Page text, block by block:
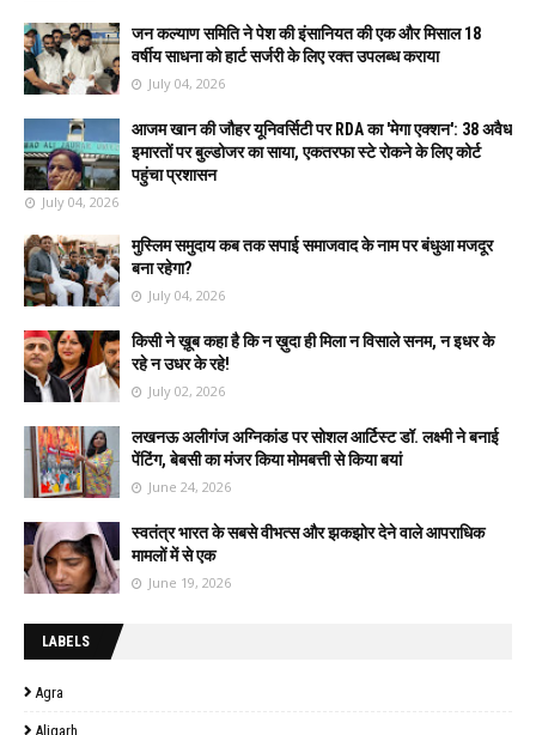
जन कल्याण समिति ने पेश की इंसानियत की एक और मिसाल 18
वर्षीय साधना को हार्ट सर्जरी के लिए रक्त उपलब्ध कराया
July 04, 2026
आजम खान की जौहर यूनिवर्सिटी पर RDA का 'मेगा एक्शन': 38 अवैध
इमारतों पर बुल्डोजर का साया, एकतरफा स्टे रोकने के लिए कोर्ट
पहुंचा प्रशासन
July 04, 2026
मुस्लिम समुदाय कब तक सपाई समाजवाद के नाम पर बंधुआ मजदूर
बना रहेगा?
July 04, 2026
किसी ने ख़ूब कहा है कि न ख़ुदा ही मिला न विसाले सनम, न इधर के
रहे न उधर के रहे!
July 02, 2026
लखनऊ अलीगंज अग्निकांड पर सोशल आर्टिस्ट डॉ. लक्ष्मी ने बनाई
पेंटिंग, बेबसी का मंजर किया मोमबत्ती से किया बयां
June 24, 2026
स्वतंत्र भारत के सबसे वीभत्स और झकझोर देने वाले आपराधिक
मामलों में से एक
June 19, 2026
LABELS
Agra
Aligarh